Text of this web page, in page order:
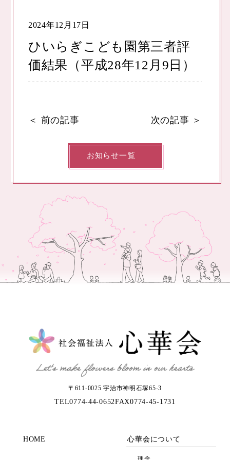
2024年12月17日
ひいらぎこども園第三者評
価結果（平成28年12月9日）
＜ 前の記事 次の記事 ＞
お知らせ一覧
〒611-0025 宇治市神明石塚65-3
TEL0774-44-0652FAX0774-45-1731
HOME 心華会について